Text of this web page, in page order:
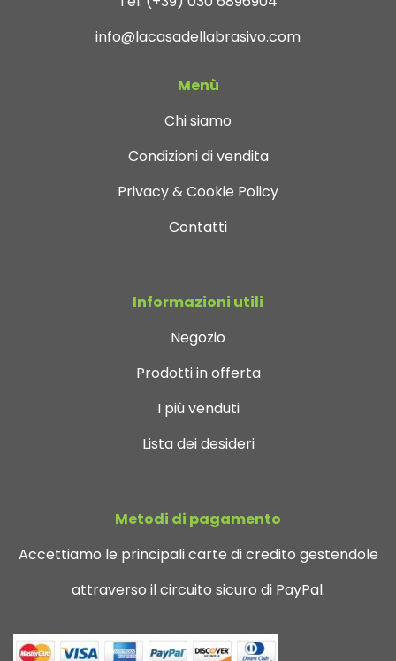
info@lacasadellabrasivo.com
Menù
Chi siamo
Condizioni di vendita
Privacy & Cookie Policy
Contatti
Informazioni utili
Negozio
Prodotti in offerta
I più venduti
Lista dei desideri
Metodi di pagamento
Accettiamo le principali carte di credito gestendole
attraverso il circuito sicuro di PayPal.